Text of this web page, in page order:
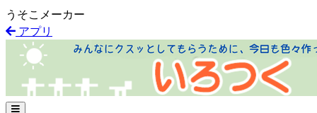
うそこメーカー
アプリ